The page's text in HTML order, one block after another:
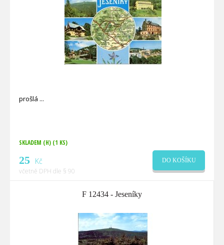
prošlá
SKLADEM (H) (1 KS)
25 Kč
včetně DPH dle § 90
DO KOŠÍKU
F 12434 - Jeseníky